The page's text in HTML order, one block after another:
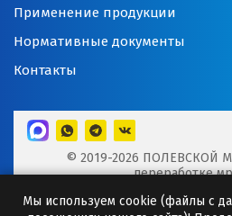
Применение продукции
Нормативные документы
Контакты
© 2019-2026 ПОЛЕВСКОЙ
переработке
Минеральные порошки, Добавки
Мы используем cookie (файлы с